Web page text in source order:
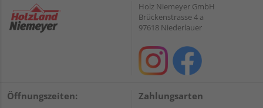
Holz Niemeyer GmbH
Brückenstrasse 4 a
97618 Niederlauer
Öffnungszeiten: Zahlungsarten